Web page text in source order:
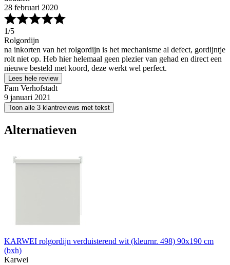
28 februari 2020
1/5
Rolgordijn
na inkorten van het rolgordijn is het mechanisme al defect, gordijntje
rolt niet op. Heb hier helemaal geen plezier van gehad en direct een
nieuwe besteld met koord, deze werkt wel perfect.
Lees hele review
Fam Verhofstadt
9 januari 2021
Toon alle 3 klantreviews met tekst
Alternatieven
KARWEI rolgordijn verduisterend wit (kleurnr. 498) 90x190 cm
(bxh)
Karwei